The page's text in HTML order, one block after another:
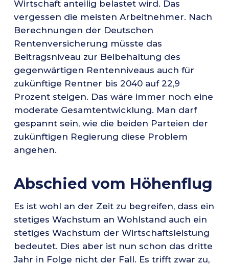
Wirtschaft anteilig belastet wird. Das
vergessen die meisten Arbeitnehmer. Nach
Berechnungen der Deutschen
Rentenversicherung müsste das
Beitragsniveau zur Beibehaltung des
gegenwärtigen Rentenniveaus auch für
zukünftige Rentner bis 2040 auf 22,9
Prozent steigen. Das wäre immer noch eine
moderate Gesamtentwicklung. Man darf
gespannt sein, wie die beiden Parteien der
zukünftigen Regierung diese Problem
angehen.
Abschied vom Höhenflug
Es ist wohl an der Zeit zu begreifen, dass ein
stetiges Wachstum an Wohlstand auch ein
stetiges Wachstum der Wirtschaftsleistung
bedeutet. Dies aber ist nun schon das dritte
Jahr in Folge nicht der Fall. Es trifft zwar zu,